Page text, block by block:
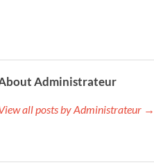
Administrateur
all posts by Administrateur →